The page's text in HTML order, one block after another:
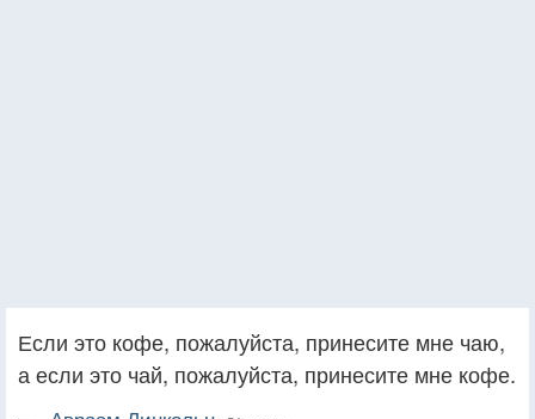
Если это кофе, пожалуйста, принесите мне чаю,
а если это чай, пожалуйста, принесите мне кофе.